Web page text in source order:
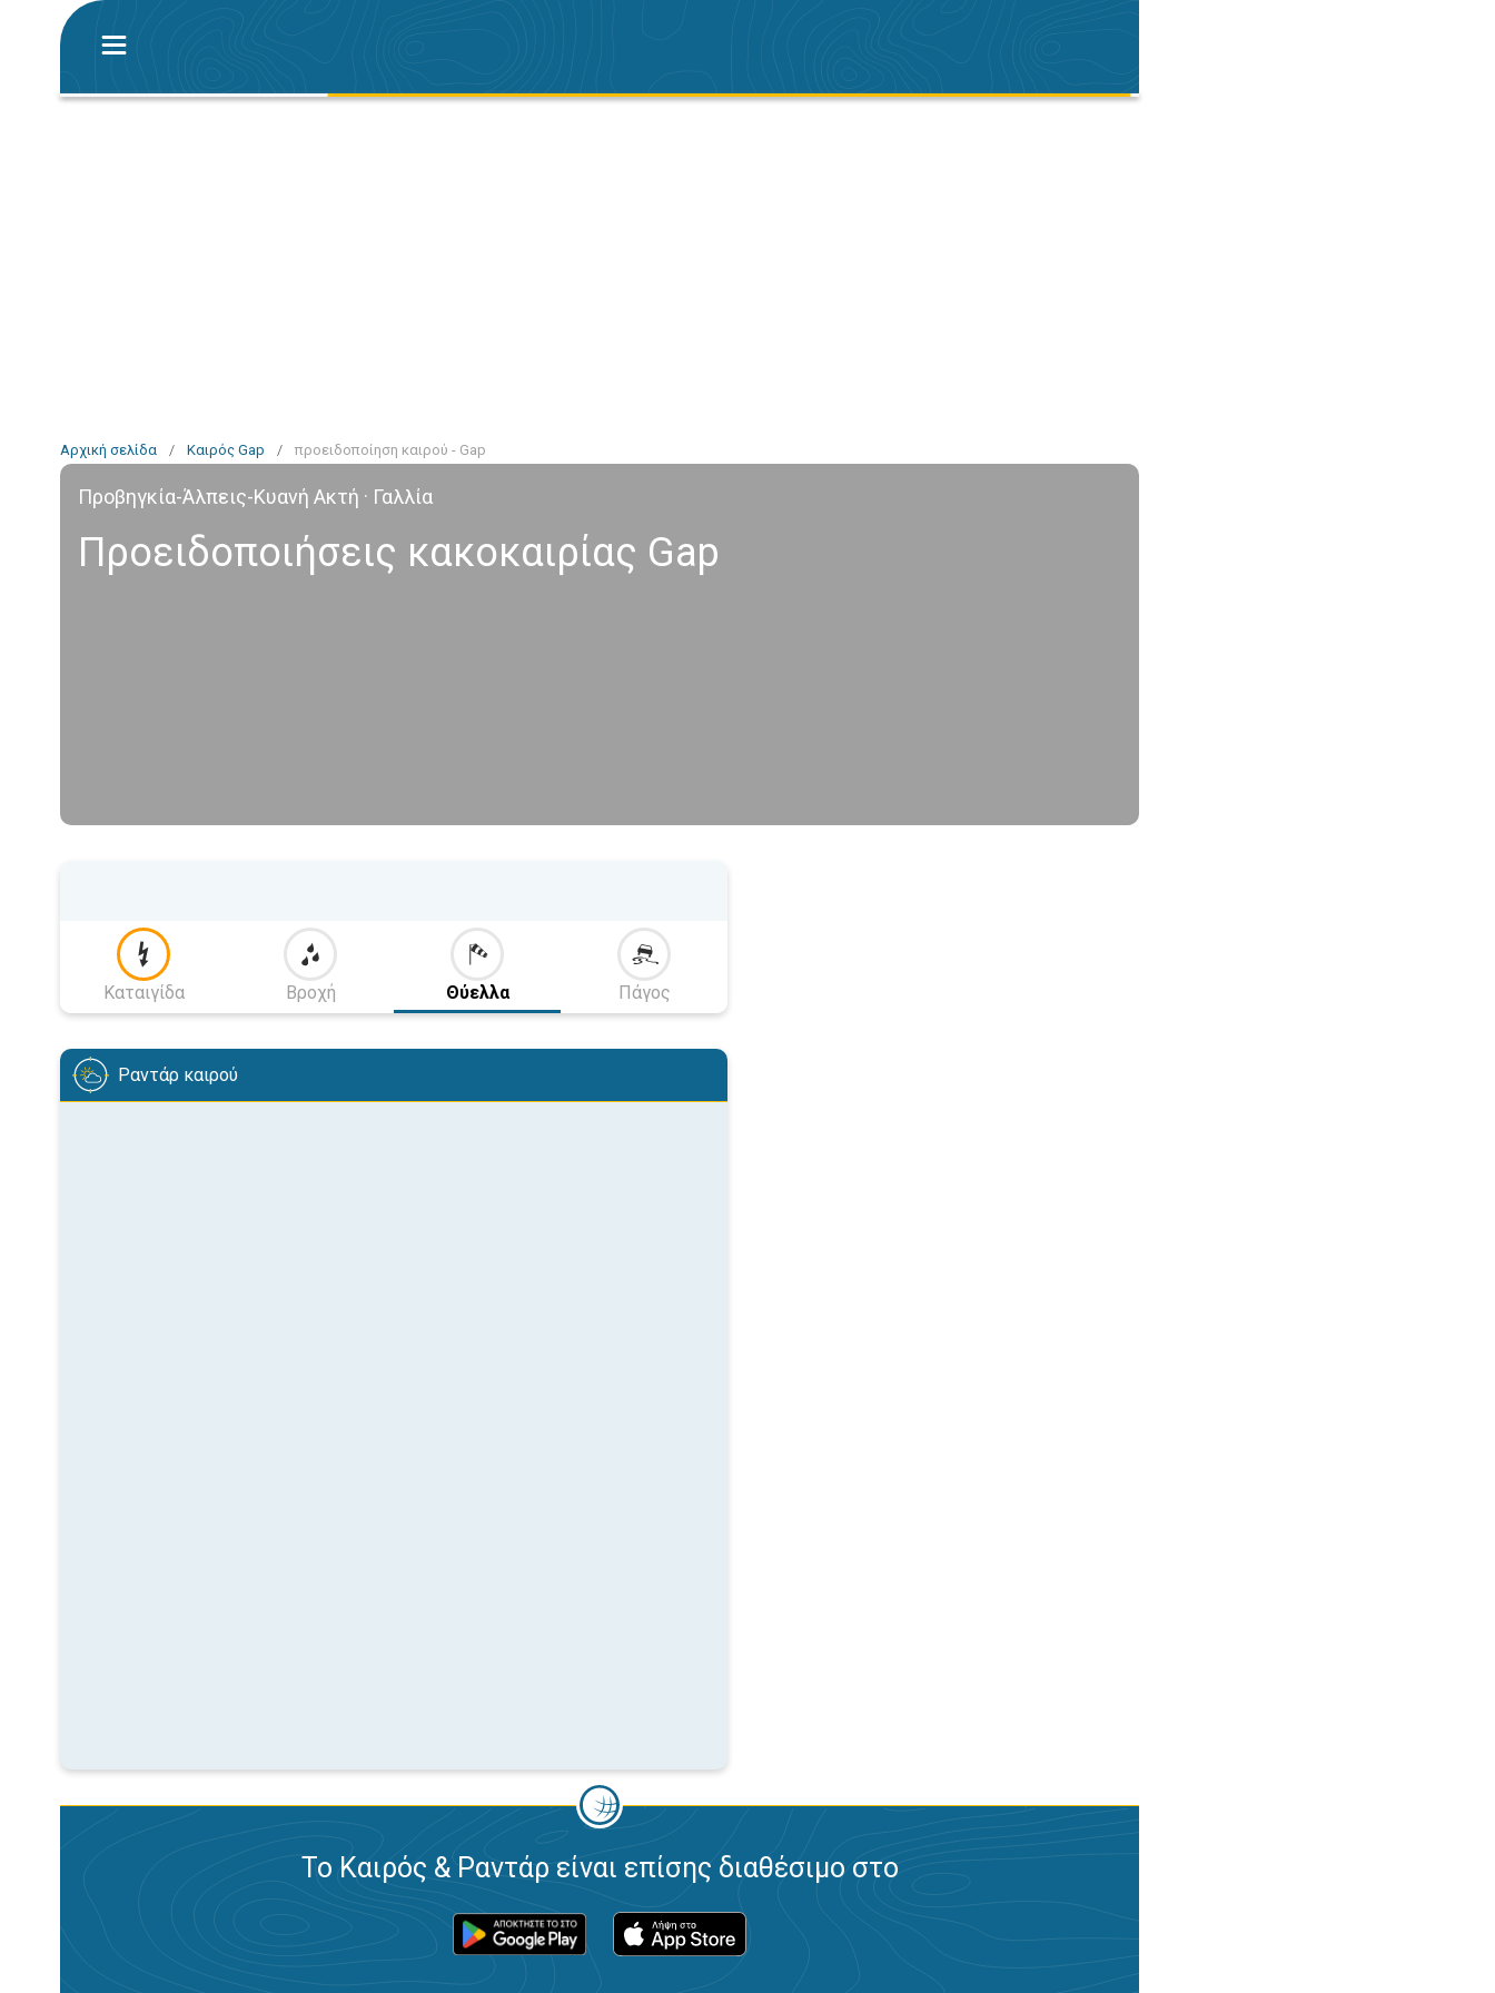
Αρχική σελίδα / Καιρός Gap / προειδοποίηση καιρού - Gap
Προβηγκία-Άλπεις-Κυανή Ακτή · Γαλλία
Προειδοποιήσεις κακοκαιρίας Gap
Καταιγίδα Βροχή Θύελλα Πάγος
Ραντάρ καιρού
Το Καιρός & Ραντάρ είναι επίσης διαθέσιμο στο